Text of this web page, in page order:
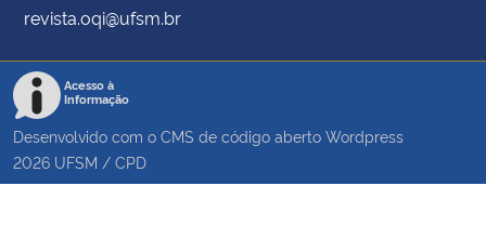
revista.oqi@ufsm.br
Acesso à
Informação
Desenvolvido com o CMS de código aberto Wordpress
2026 UFSM / CPD